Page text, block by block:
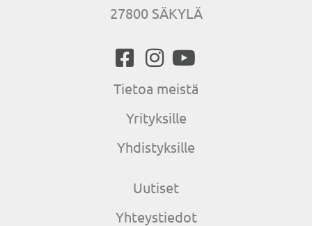
27800 SÄKYLÄ
Tietoa meistä
Yrityksille
Yhdistyksille
Uutiset
Yhteystiedot